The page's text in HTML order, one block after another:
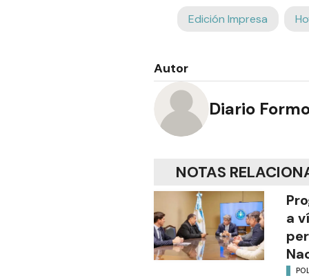
Edición Impresa
Autor
Diario
NOTAS
a